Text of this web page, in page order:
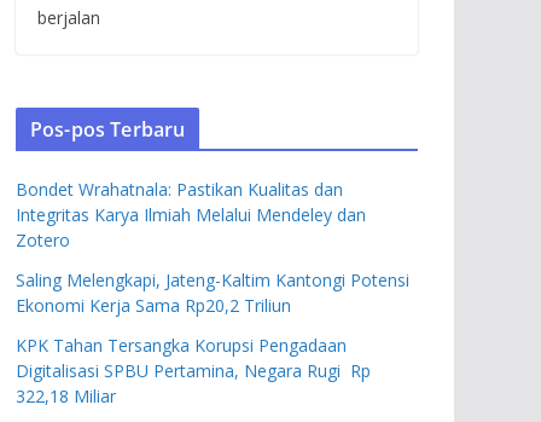
berjalan
Pos-pos Terbaru
Bondet Wrahatnala: Pastikan Kualitas dan
Integritas Karya Ilmiah Melalui Mendeley dan
Zotero
Saling Melengkapi, Jateng-Kaltim Kantongi Potensi
Ekonomi Kerja Sama Rp20,2 Triliun
KPK Tahan Tersangka Korupsi Pengadaan
Digitalisasi SPBU Pertamina, Negara Rugi Rp
322,18 Miliar